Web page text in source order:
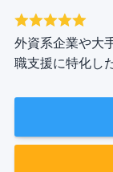
外資系企業や大
職支援に特化し